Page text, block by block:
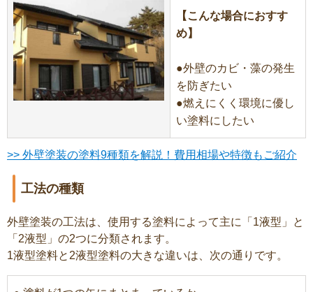
【こんな場合におすす
め】
●外壁のカビ・藻の発生
を防ぎたい
●燃えにくく環境に優し
い塗料にしたい
>> 外壁塗装の塗料9種類を解説！費用相場や特徴もご紹介
工法の種類
外壁塗装の工法は、使用する塗料によって主に「1液型」と
「2液型」の2つに分類されます。
1液型塗料と2液型塗料の大きな違いは、次の通りです。